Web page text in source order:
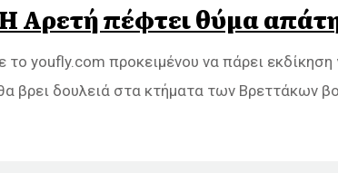
Αρετή πέφτει θύμα
youfly.com προκειμένου να πάρει εκδίκηση
βρει δουλειά στα κτήματα των Βρεττάκων